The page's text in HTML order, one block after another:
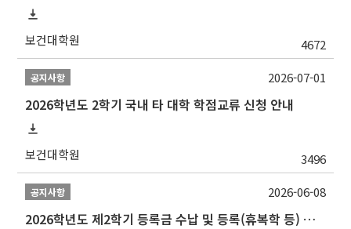
보건대학원 4672
공지사항
2026학년도 2학기 국내 타 대학 학점교류 신청 안내
보건대학원 3496
2026-07-01
공지사항
2026학년도 제2학기 등록금 수납 및 등록(휴복학 등) 일정 안내
2026-06-08